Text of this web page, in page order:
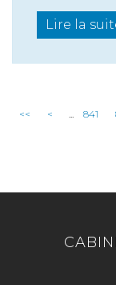
Lire la
<< < ... 841